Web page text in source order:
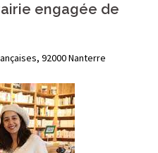
engagée de
92000 Nanterre